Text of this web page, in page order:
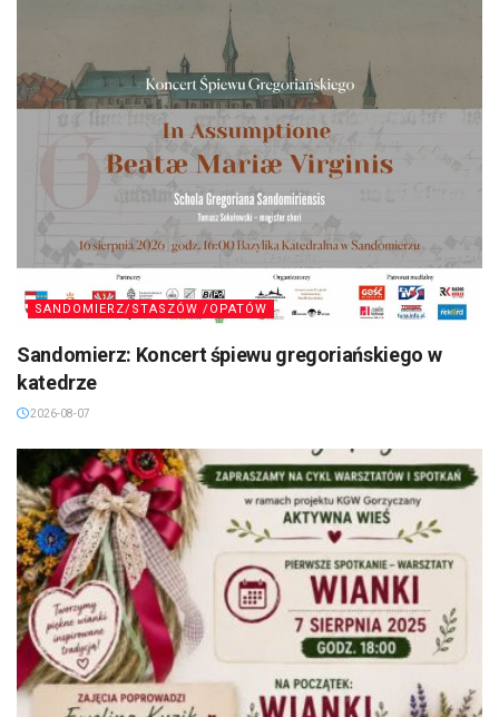
SANDOMIERZ/STASZÓW /OPATÓW
Sandomierz: Koncert śpiewu gregoriańskiego w
katedrze
2026-08-07